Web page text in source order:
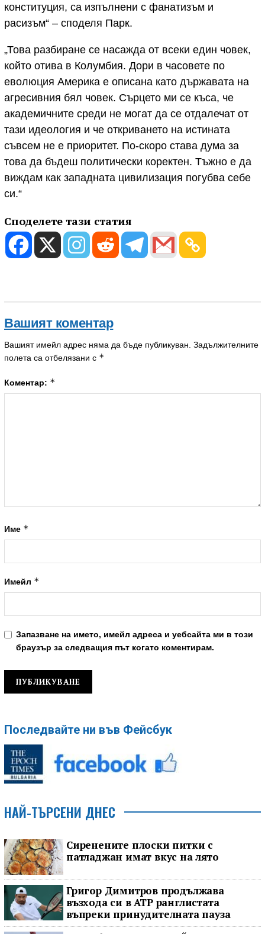
конституция, са изпълнени с фанатизъм и
расизъм“ – споделя Парк.
„Това разбиране се насажда от всеки един човек,
който отива в Колумбия. Дори в часовете по
еволюция Америка е описана като държавата на
агресивния бял човек. Сърцето ми се къса, че
академичните среди не могат да се отдалечат от
тази идеология и че откриването на истината
съвсем не е приоритет. По-скоро става дума за
това да бъдеш политически коректен. Тъжно е да
виждам как западната цивилизация погубва себе
си.“
Споделете тази статия
Вашият коментар
Вашият имейл адрес няма да бъде публикуван. Задължителните
полета са отбелязани с *
Коментар: *
Име *
Имейл *
Запазване на името, имейл адреса и уебсайта ми в този
браузър за следващия път когато коментирам.
Последвайте ни във Фейсбук
НАЙ-ТЪРСЕНИ ДНЕС
Сиренените плоски питки с
патладжан имат вкус на лято
Григор Димитров продължава
възхода си в ATP ранглистата
въпреки принудителната пауза